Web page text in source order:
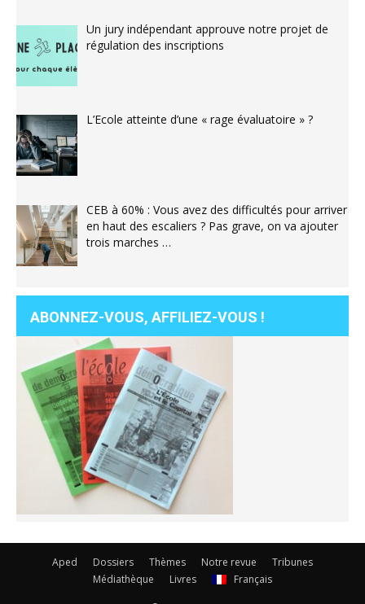
Un jury indépendant approuve notre projet de
régulation des inscriptions
L’Ecole atteinte d’une « rage évaluatoire » ?
CEB à 60% : Vous avez des difficultés pour arriver
en haut des escaliers ? Pas grave, on va ajouter
trois marches …
ABONNEZ-VOUS, AFFILIEZ-VOUS !
Aped Dossiers Thèmes Notre revue
Tribunes
Médiathèque
Livres Français